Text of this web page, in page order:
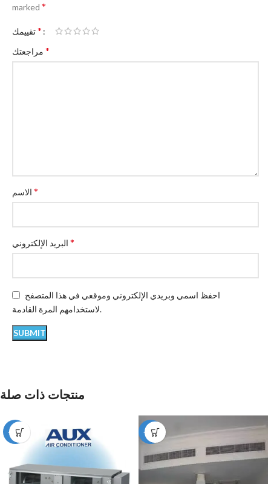
marked *
*
*
*
*
احفظ اسمي وبريدي الإلكتروني وموقعي في هذا المتصفح
لاستخدامهم المرة القادمة.
منتجات ذات صلة
-12% -49%